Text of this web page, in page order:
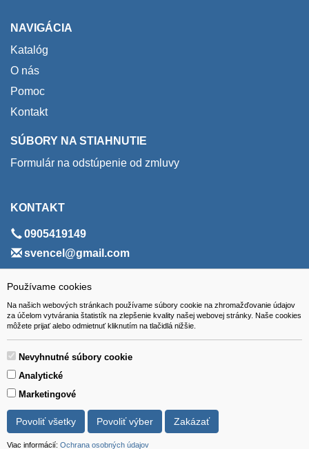
Používame cookies
Na našich webových stránkach používame súbory cookie na zhromažďovanie údajov
za účelom vytvárania štatistík na zlepšenie kvality našej webovej stránky. Naše cookies
môžete prijať alebo odmietnuť kliknutím na tlačidlá nižšie.
Nevyhnutné súbory cookie
Analytické
Marketingové
Povoliť všetky Povoliť výber Zakázať
Viac informácií: Ochrana osobných údajov
NAVIGÁCIA
Katalóg
O nás
Pomoc
Kontakt
SÚBORY NA STIAHNUTIE
Formulár na odstúpenie od zmluvy
KONTAKT
0905419149
svencel@gmail.com
ADRESA
VEST - tech s.r.o.
Hviezdoslavova 280/6, 965 01 Žiar nad Hronom
Slovakia (Slovak Republic)
Všetky ceny sú uvádzané vrátane DPH.
© 2018 GIBOX, s.r.o. • Generuje redakčný systém YGScms •